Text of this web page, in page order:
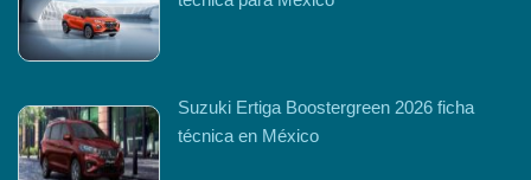
Suzuki Ertiga Boostergreen 2026 ficha
técnica en México